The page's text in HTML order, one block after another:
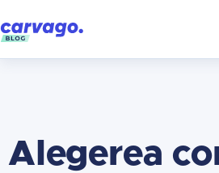
Alegerea